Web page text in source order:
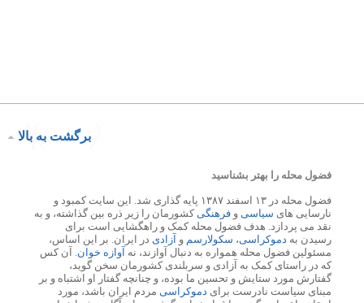
برگشت به بالا
فضول محله را بهتر بشناسید
فضول محله در ۱۳ اسفند ۱۳۸۷ پایه گذاری شد. این سایت کمبود و
نارسایی های سیاسی و فرهنگیکشورمان را زیر ذره بین گذاشته، و به
نقد می پردازد. هدف فضول محله کمک و راهگشایی است برای
رسیدن به دموکراسی، سکولارسم و آزادی در ایران. بر این اساس،
مسئولین فضول محله همواره به دنبال آوازند، نه آوازه خوان. آن کس
که در راستای کمک به آزادی و سربلندی کشورمان سخن گوید،
گفتارش مورد ستایش و تحسین ما بوده، و چنانچه گفتار او اشتباه و بر
مبنای سیاست نادرست برای دموکراسی مردم ایران باشد، مورد